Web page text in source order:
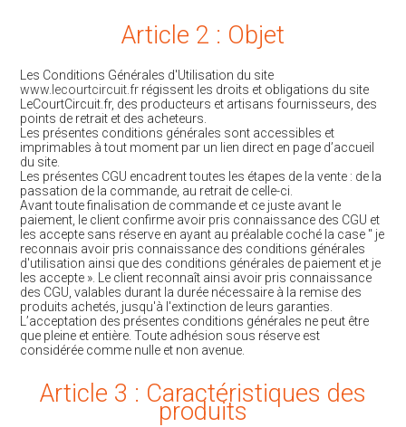
Article 2 : Objet
Les Conditions Générales d'Utilisation du site
www.lecourtcircuit.fr régissent les droits et obligations du site
LeCourtCircuit.fr, des producteurs et artisans fournisseurs, des
points de retrait et des acheteurs.
Les présentes conditions générales sont accessibles et
imprimables à tout moment par un lien direct en page d’accueil
du site.
Les présentes CGU encadrent toutes les étapes de la vente : de la
passation de la commande, au retrait de celle-ci.
Avant toute finalisation de commande et ce juste avant le
paiement, le client confirme avoir pris connaissance des CGU et
les accepte sans réserve en ayant au préalable coché la case " je
reconnais avoir pris connaissance des conditions générales
d'utilisation ainsi que des conditions générales de paiement et je
les accepte ». Le client reconnaît ainsi avoir pris connaissance
des CGU, valables durant la durée nécessaire à la remise des
produits achetés, jusqu'à l'extinction de leurs garanties.
L’acceptation des présentes conditions générales ne peut être
que pleine et entière. Toute adhésion sous réserve est
considérée comme nulle et non avenue.
Article 3 : Caractéristiques des
produits